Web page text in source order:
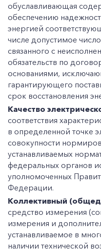
обуславливающая
обеспечению
энергией
числе допустимое
связанного с
обязательств по
основаниями,
гарантирующего
срок восстановления
Качество
соответствия
в определенной точке
совокупности
устанавливаемых
федеральных органов
уполномоченных
Федерации.
Коллективный
средство измерения
измерения и
устанавливаемое в
наличии технической